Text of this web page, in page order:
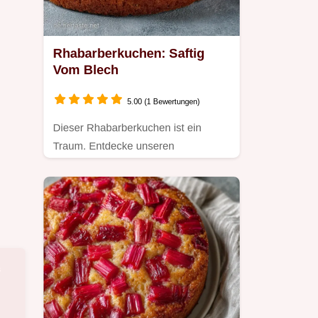
Rhabarberkuchen: Saftig
Vom Blech
5.00 (1 Bewertungen)
Dieser Rhabarberkuchen ist ein
Traum. Entdecke unseren
vom Blech…